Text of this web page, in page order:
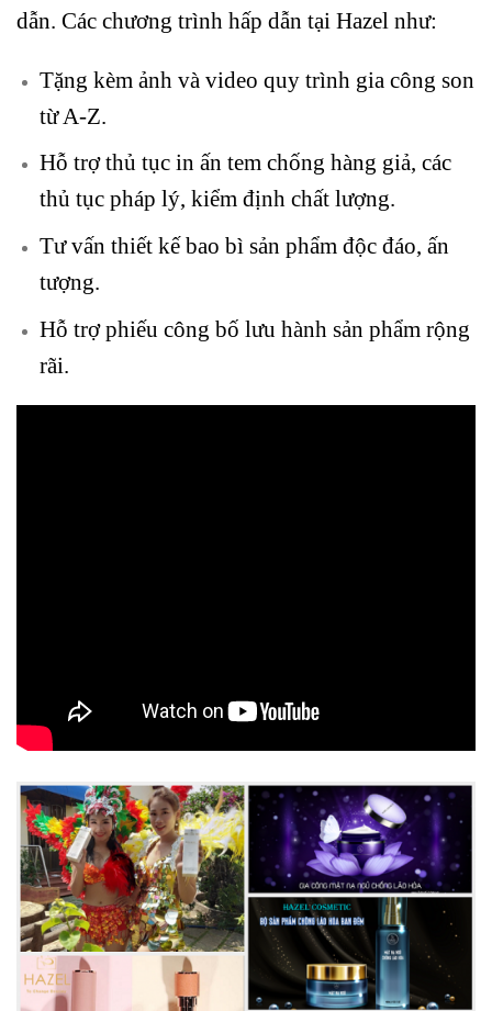
dẫn. Các chương trình hấp dẫn tại Hazel như:
Tặng kèm ảnh và video quy trình gia công son
từ A-Z.
Hỗ trợ thủ tục in ấn tem chống hàng giả, các
thủ tục pháp lý, kiểm định chất lượng.
Tư vấn thiết kế bao bì sản phẩm độc đáo, ấn
tượng.
Hỗ trợ phiếu công bố lưu hành sản phẩm rộng
rãi.